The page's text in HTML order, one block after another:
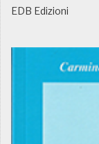
EDB Edizioni